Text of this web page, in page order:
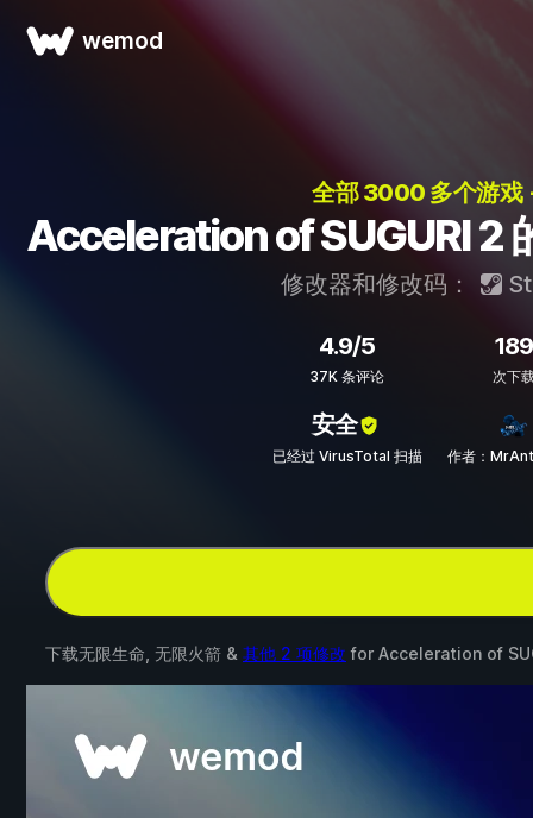
wemod
全部 3000 多个游戏
Acceleration of SUGURI 2
修改器和修改码：
4.9/5
37K 条评论
189
次下
安全
已经过 VirusTotal 扫描 作者：
下载无限生命, 无限火箭 & 其他 2 项修改 for Acceleration of